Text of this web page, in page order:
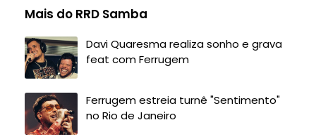
Mais do RRD Samba
Davi Quaresma realiza sonho e grava
feat com Ferrugem
Ferrugem estreia turnê "Sentimento"
no Rio de Janeiro